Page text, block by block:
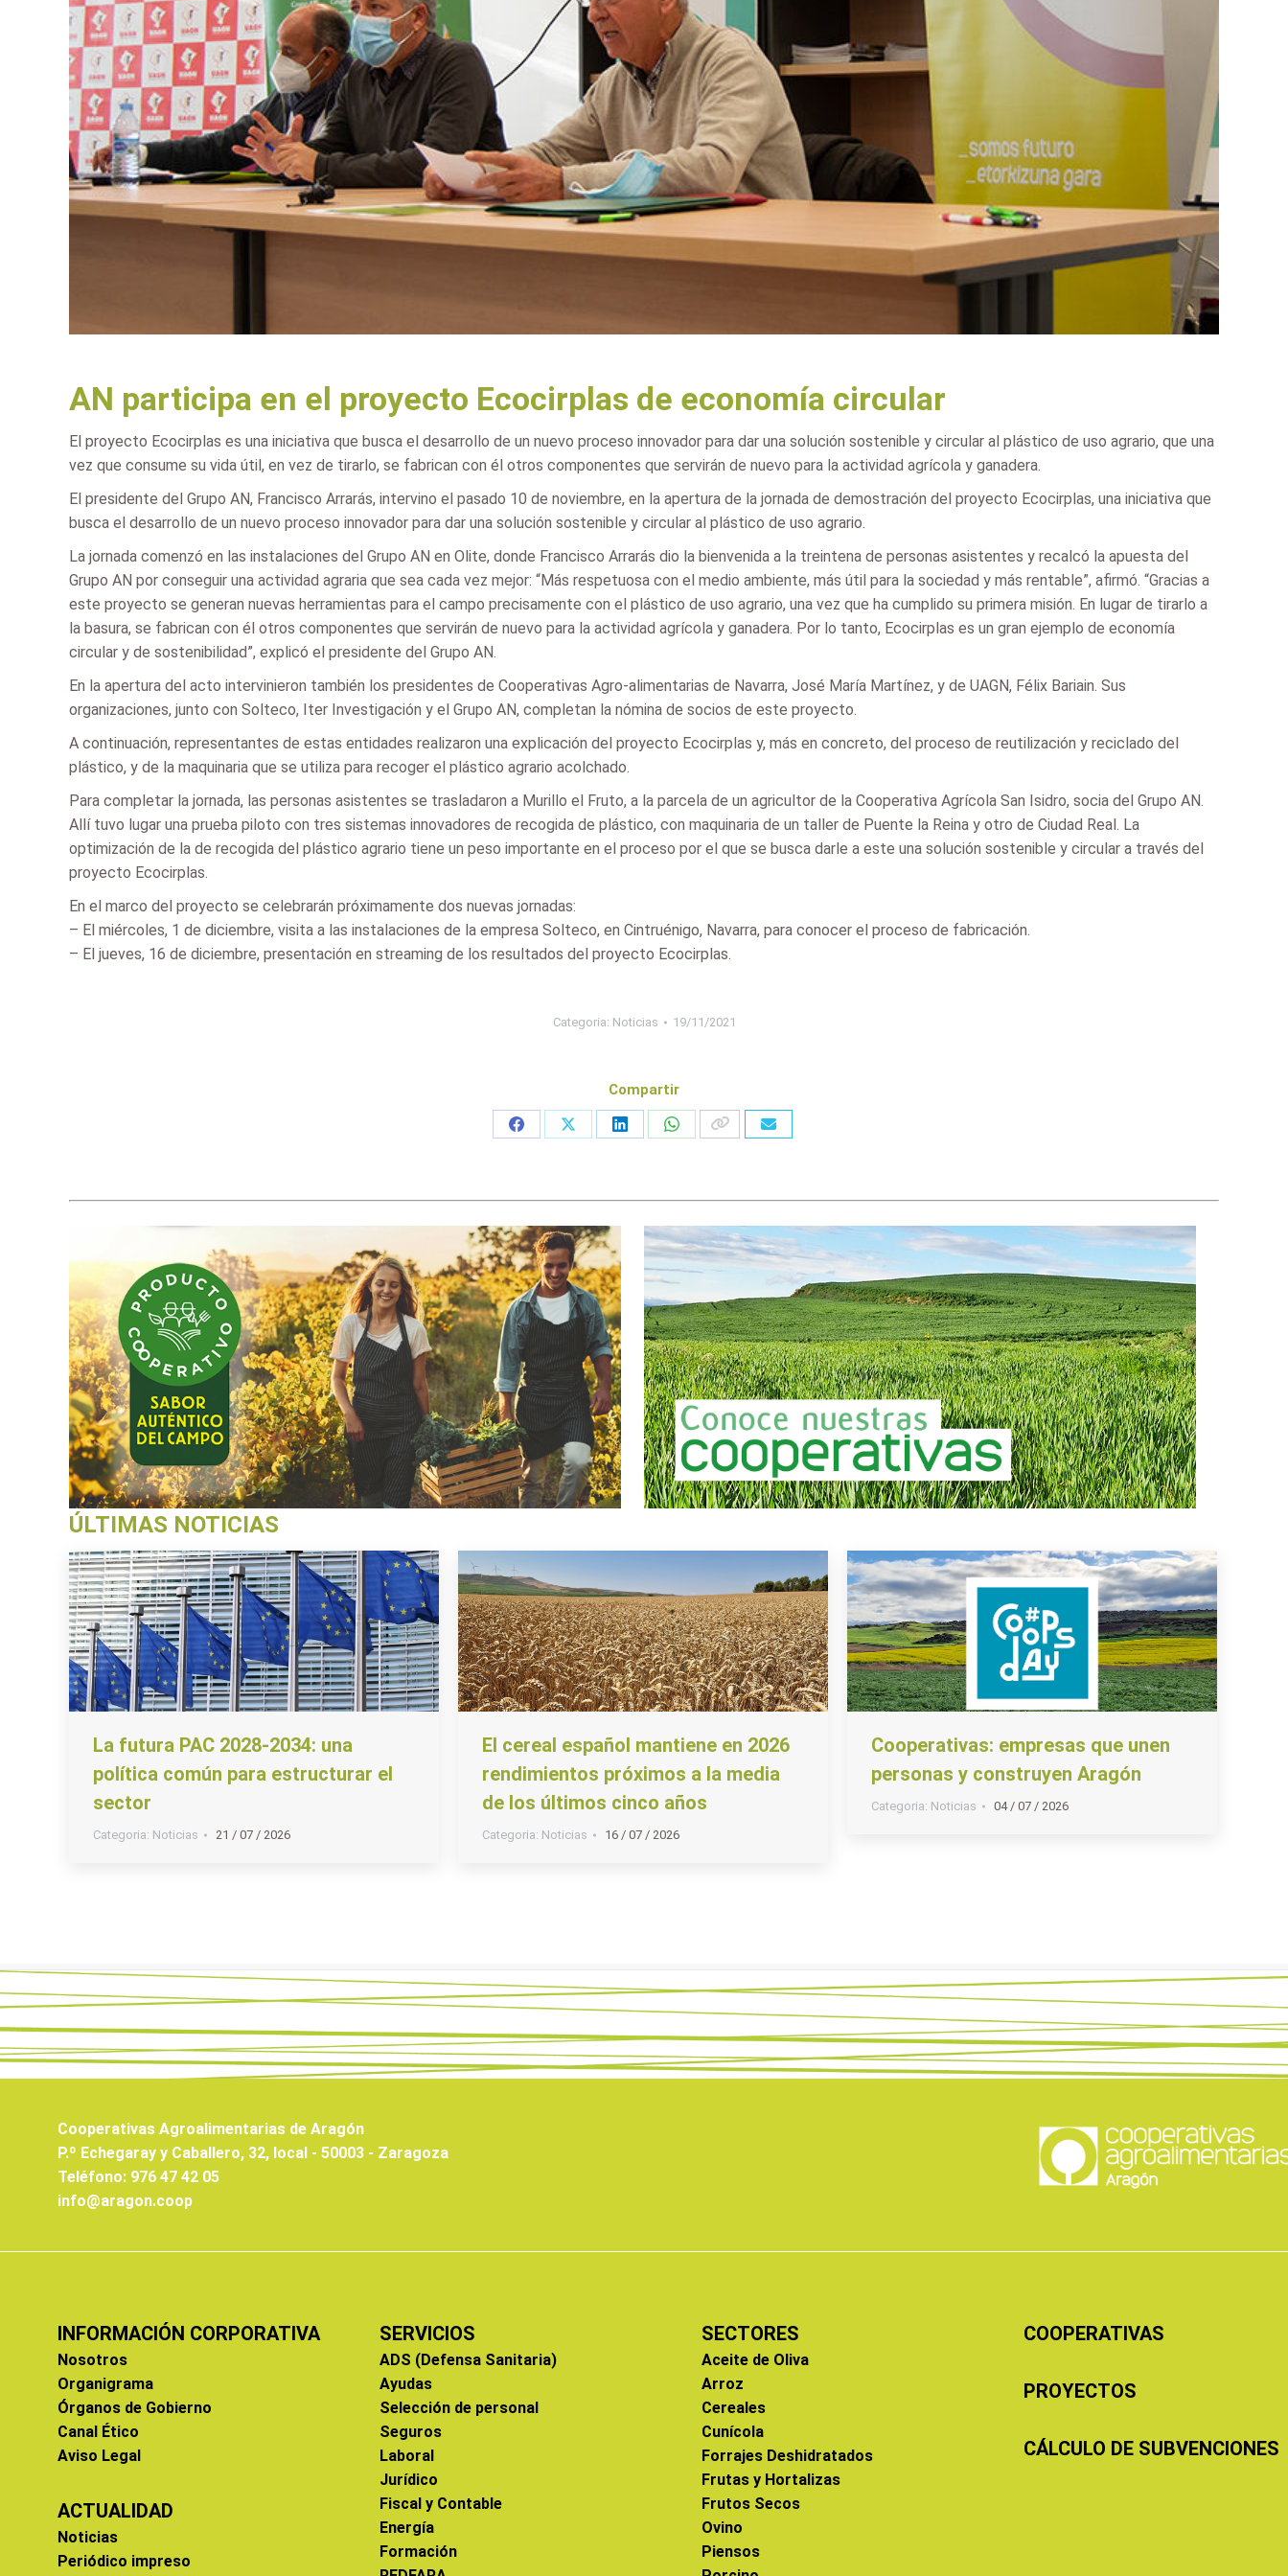
AN participa en el proyecto Ecocirplas de economía circular
El proyecto Ecocirplas es una iniciativa que busca el desarrollo de un nuevo proceso innovador para dar una solución sostenible y circular al plástico de uso agrario, que una
vez que consume su vida útil, en vez de tirarlo, se fabrican con él otros componentes que servirán de nuevo para la actividad agrícola y ganadera.
El presidente del Grupo AN, Francisco Arrarás, intervino el pasado 10 de noviembre, en la apertura de la jornada de demostración del proyecto Ecocirplas, una iniciativa que
busca el desarrollo de un nuevo proceso innovador para dar una solución sostenible y circular al plástico de uso agrario.
La jornada comenzó en las instalaciones del Grupo AN en Olite, donde Francisco Arrarás dio la bienvenida a la treintena de personas asistentes y recalcó la apuesta del
Grupo AN por conseguir una actividad agraria que sea cada vez mejor: “Más respetuosa con el medio ambiente, más útil para la sociedad y más rentable”, afirmó. “Gracias a
este proyecto se generan nuevas herramientas para el campo precisamente con el plástico de uso agrario, una vez que ha cumplido su primera misión. En lugar de tirarlo a
la basura, se fabrican con él otros componentes que servirán de nuevo para la actividad agrícola y ganadera. Por lo tanto, Ecocirplas es un gran ejemplo de economía
circular y de sostenibilidad”, explicó el presidente del Grupo AN.
En la apertura del acto intervinieron también los presidentes de Cooperativas Agro-alimentarias de Navarra, José María Martínez, y de UAGN, Félix Bariain. Sus
organizaciones, junto con Solteco, Iter Investigación y el Grupo AN, completan la nómina de socios de este proyecto.
A continuación, representantes de estas entidades realizaron una explicación del proyecto Ecocirplas y, más en concreto, del proceso de reutilización y reciclado del
plástico, y de la maquinaria que se utiliza para recoger el plástico agrario acolchado.
Para completar la jornada, las personas asistentes se trasladaron a Murillo el Fruto, a la parcela de un agricultor de la Cooperativa Agrícola San Isidro, socia del Grupo AN.
Allí tuvo lugar una prueba piloto con tres sistemas innovadores de recogida de plástico, con maquinaria de un taller de Puente la Reina y otro de Ciudad Real. La
optimización de la de recogida del plástico agrario tiene un peso importante en el proceso por el que se busca darle a este una solución sostenible y circular a través del
proyecto Ecocirplas.
En el marco del proyecto se celebrarán próximamente dos nuevas jornadas:
– El miércoles, 1 de diciembre, visita a las instalaciones de la empresa Solteco, en Cintruénigo, Navarra, para conocer el proceso de fabricación.
– El jueves, 16 de diciembre, presentación en streaming de los resultados del proyecto Ecocirplas.
Categoria: Noticias 19/11/2021
Compartir
Share
Share
Share
Share
ÚLTIMAS NOTICIAS
La futura PAC 2028-2034: una
política común para estructurar el
sector
Categoria: Noticias 21 / 07 / 2026
El cereal español mantiene en 2026
rendimientos próximos a la media
de los últimos cinco años
Categoria: Noticias 16 / 07 / 2026
Cooperativas: empresas que unen
personas y construyen Aragón
Categoria: Noticias 04 / 07 / 2026
Cooperativas Agroalimentarias de Aragón
P.º Echegaray y Caballero, 32, local - 50003 - Zaragoza
Teléfono: 976 47 42 05
info@aragon.coop
INFORMACIÓN CORPORATIVA
Nosotros
Organigrama
Órganos de Gobierno
Canal Ético
Aviso Legal
ACTUALIDAD
Noticias
Periódico impreso
SERVICIOS
ADS (Defensa Sanitaria)
Ayudas
Selección de personal
Seguros
Laboral
Jurídico
Fiscal y Contable
Energía
Formación
SECTORES
Aceite de Oliva
Arroz
Cereales
Cunícola
Forrajes Deshidratados
Frutas y Hortalizas
Frutos Secos
Ovino
Piensos
COOPERATIVAS
PROYECTOS
CÁLCULO DE SUBVENCIONES